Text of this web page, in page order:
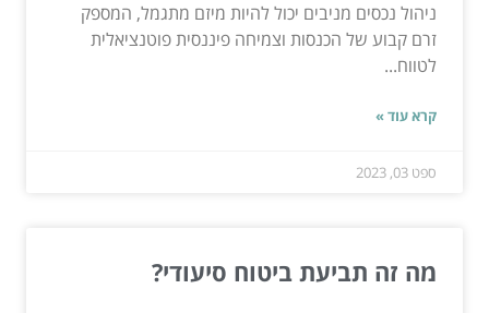
ניהול נכסים מניבים יכול להיות מיזם מתגמל, המספק
זרם קבוע של הכנסות וצמיחה פיננסית פוטנציאלית
לטווח...
קרא עוד »
ספט 03, 2023
מה זה תביעת ביטוח סיעודי?